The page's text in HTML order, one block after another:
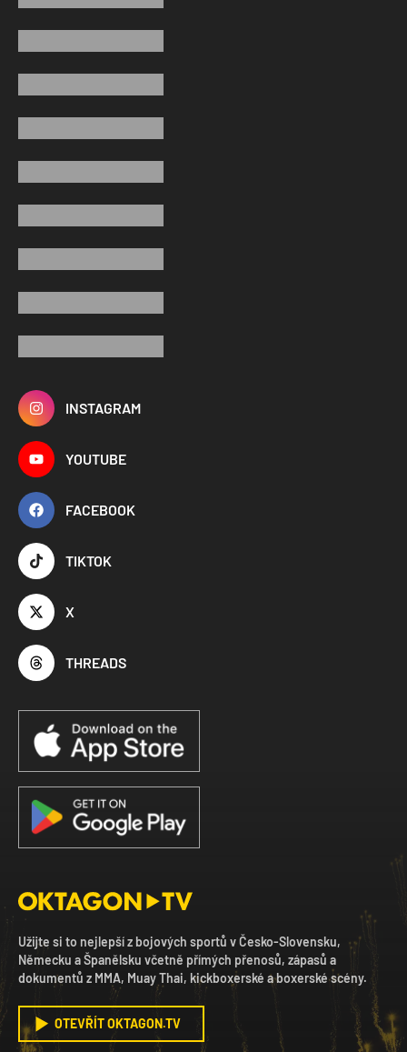
INSTAGRAM
YOUTUBE
FACEBOOK
TIKTOK
X
THREADS
Užijte si to nejlepší z bojových sportů v Česko-Slovensku,
Německu a Španělsku včetně přímých přenosů, zápasů a
dokumentů z MMA, Muay Thai, kickboxerské a boxerské scény.
OTEVŘÍT OKTAGON.TV